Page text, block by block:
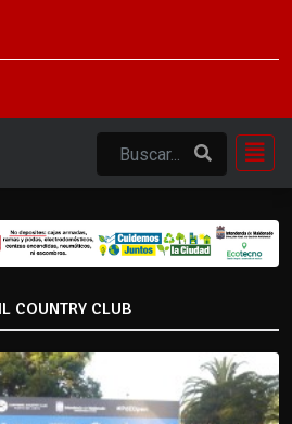
COUNTRY CLUB